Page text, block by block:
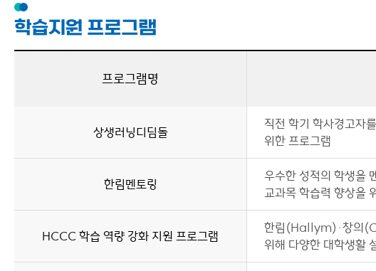
학습지원 프로그램
프로그램명
상생러닝디딤돌
직전 학기 학사경고자
위한 프로그램
한림멘토링
우수한 성적의 학생을
교과목 학습력 향상을
HCCC 학습 역량 강화 지원 프로그램
한림(Hallym)·창의
위해 다양한 대학생활